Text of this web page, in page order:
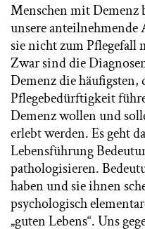
Menschen mit Demenz
unsere
sie nicht zum Pflegefall
Zwar sind die
Demenz die häufigsten,
Pflegebedürftigkeit
Demenz wollen und
erlebt werden. Es geht
Lebensführung
pathologisieren.
haben und sie ihnen
psychologisch
„guten Lebens“. Uns